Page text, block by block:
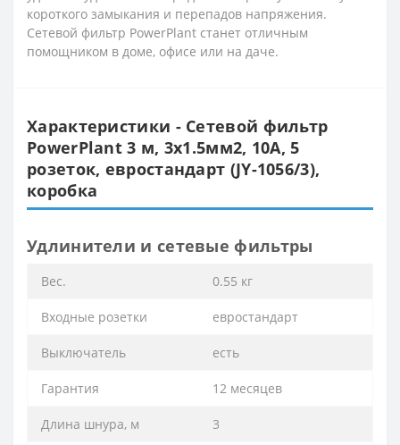
короткого замыкания и перепадов напряжения.
Сетевой фильтр PowerPlant станет отличным
помощником в доме, офисе или на даче.
Характеристики - Сетевой фильтр
PowerPlant 3 м, 3x1.5мм2, 10А, 5
розеток, евростандарт (JY-1056/3),
коробка
Удлинители и сетевые фильтры
Вес. 0.55 кг
Входные розетки евростандарт
Выключатель есть
Гарантия 12 месяцев
Длина шнура, м 3